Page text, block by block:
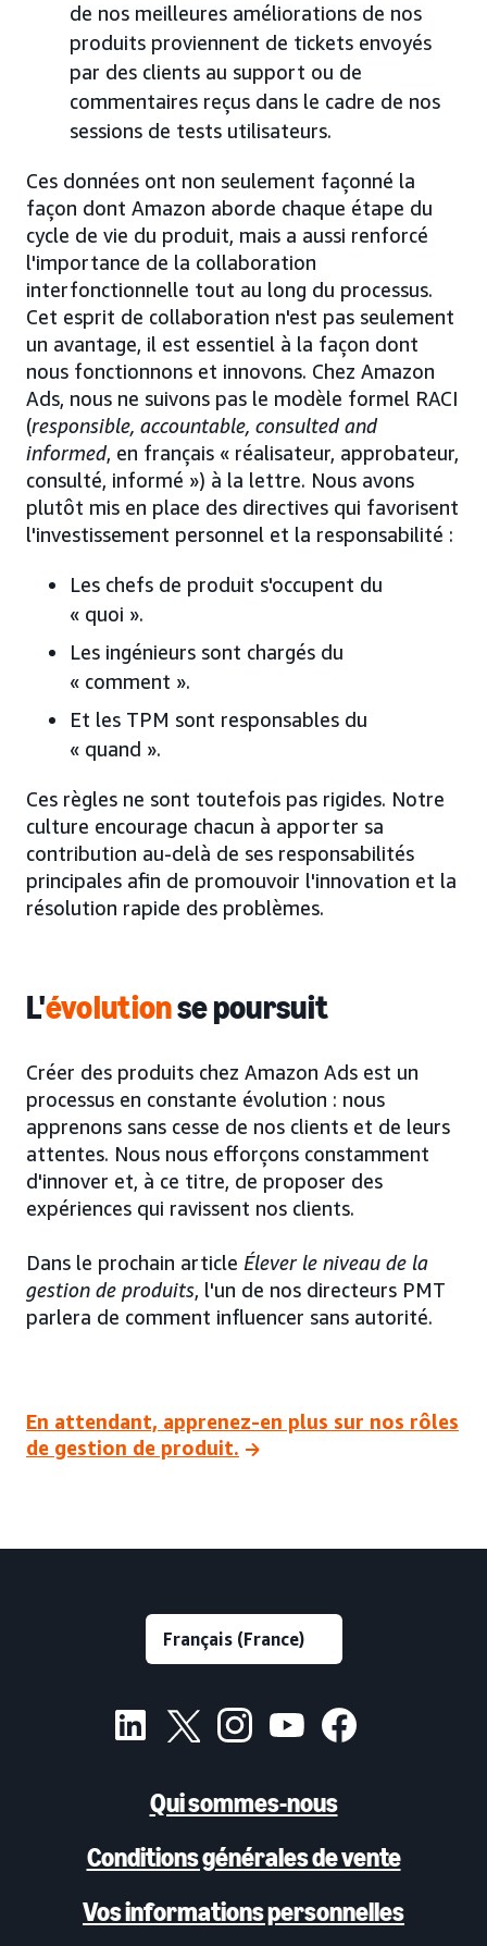
de nos meilleures améliorations de nos
produits proviennent de tickets envoyés
par des clients au support ou de
commentaires reçus dans le cadre de nos
sessions de tests utilisateurs.
Ces données ont non seulement façonné la
façon dont Amazon aborde chaque étape du
cycle de vie du produit, mais a aussi renforcé
l'importance de la collaboration
interfonctionnelle tout au long du processus.
Cet esprit de collaboration n'est pas seulement
un avantage, il est essentiel à la façon dont
nous fonctionnons et innovons. Chez Amazon
Ads, nous ne suivons pas le modèle formel RACI
(responsible, accountable, consulted and
informed, en français « réalisateur, approbateur,
consulté, informé ») à la lettre. Nous avons
plutôt mis en place des directives qui favorisent
l'investissement personnel et la responsabilité :
Les chefs de produit s'occupent du
« quoi ».
Les ingénieurs sont chargés du
« comment ».
Et les TPM sont responsables du
« quand ».
Ces règles ne sont toutefois pas rigides. Notre
culture encourage chacun à apporter sa
contribution au-delà de ses responsabilités
principales afin de promouvoir l'innovation et la
résolution rapide des problèmes.
L'évolutionse poursuit
Créer des produits chez Amazon Ads est un
processus en constante évolution : nous
apprenons sans cesse de nos clients et de leurs
attentes. Nous nous efforçons constamment
d'innover et, à ce titre, de proposer des
expériences qui ravissent nos clients.
Dans le prochain article Élever le niveau de la
gestion de produits, l'un de nos directeurs PMT
parlera de comment influencer sans autorité.
En attendant, apprenez-en plus sur nos rôles
de gestion de produit.
Qui sommes-nous
Conditions générales de vente
Vos informations personnelles